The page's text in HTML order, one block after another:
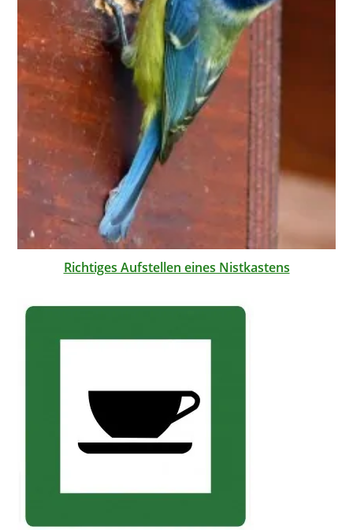
Richtiges Aufstellen eines Nistkastens